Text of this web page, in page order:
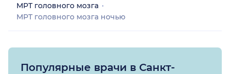
МРТ головного мозга
МРТ головного мозга ночью
Популярные врачи в Санкт-